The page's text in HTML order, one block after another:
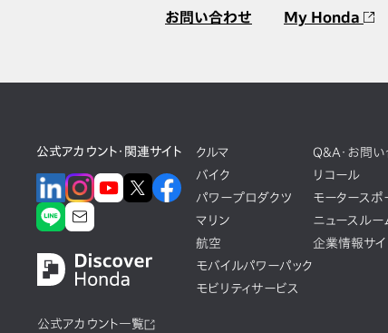
お問い合わせ My Honda
公式アカウント・関連サイト
公式アカウント一覧
クルマ
バイク
パワープロダクツ
マリン
航空
モバイルパワーパック
モビリティサービス
Q&A・お問
リコール
モータースポ
ニュースルー
企業情報サイ